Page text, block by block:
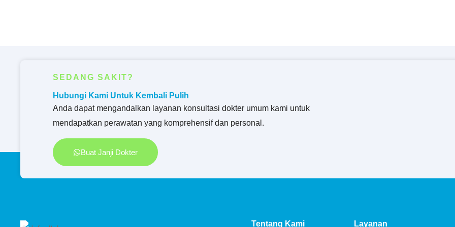
SEDANG SAKIT?
Hubungi Kami Untuk Kembali Pulih
Anda dapat mengandalkan layanan konsultasi dokter umum kami untuk
mendapatkan perawatan yang komprehensif dan personal.
Buat Janji Dokter
Tentang Kami Layanan